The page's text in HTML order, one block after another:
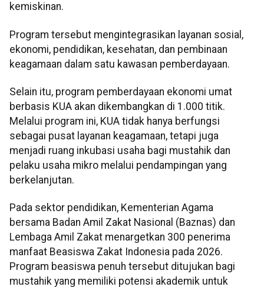
kemiskinan.
Program tersebut mengintegrasikan layanan sosial,
ekonomi, pendidikan, kesehatan, dan pembinaan
keagamaan dalam satu kawasan pemberdayaan.
Selain itu, program pemberdayaan ekonomi umat
berbasis KUA akan dikembangkan di 1.000 titik.
Melalui program ini, KUA tidak hanya berfungsi
sebagai pusat layanan keagamaan, tetapi juga
menjadi ruang inkubasi usaha bagi mustahik dan
pelaku usaha mikro melalui pendampingan yang
berkelanjutan.
Pada sektor pendidikan, Kementerian Agama
bersama Badan Amil Zakat Nasional (Baznas) dan
Lembaga Amil Zakat menargetkan 300 penerima
manfaat Beasiswa Zakat Indonesia pada 2026.
Program beasiswa penuh tersebut ditujukan bagi
mustahik yang memiliki potensi akademik untuk